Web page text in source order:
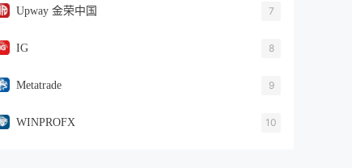
Upway 金荣中国 7
IG 8
Metatrade 9
WINPROFX 10